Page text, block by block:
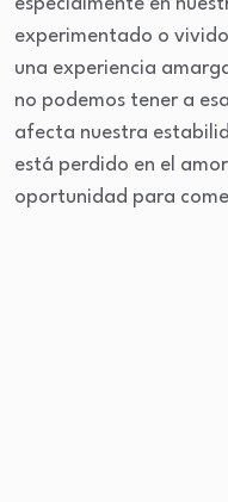
experimentado o
una experiencia
no podemos tener a
afecta nuestra
está perdido en el
oportunidad para